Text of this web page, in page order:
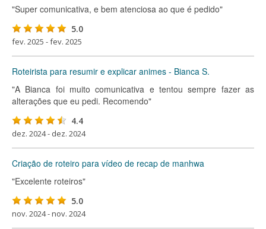
"Super comunicativa, e bem atenciosa ao que é pedido"
5.0
fev. 2025 - fev. 2025
Roteirista para resumir e explicar animes - Bianca S.
"A Bianca foi muito comunicativa e tentou sempre fazer as
alterações que eu pedi. Recomendo"
4.4
dez. 2024 - dez. 2024
Criação de roteiro para vídeo de recap de manhwa
"Excelente roteiros"
5.0
nov. 2024 - nov. 2024